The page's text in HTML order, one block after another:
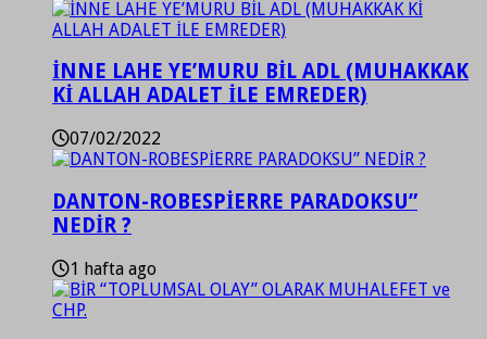
İNNE LAHE YE’MURU BİL ADL (MUHAKKAK
Kİ ALLAH ADALET İLE EMREDER)
07/02/2022
DANTON-ROBESPİERRE PARADOKSU”
NEDİR ?
1 hafta ago